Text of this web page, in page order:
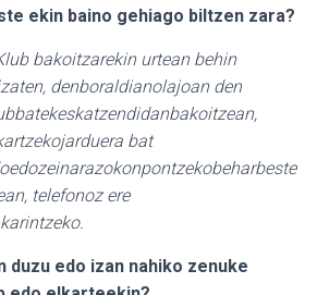
ekin baino gehiago biltzen zara?
bakoitzarekin urtean behin
denboraldianolajoan den
bat
telefonoz ere
duzu edo izan nahiko zenuke